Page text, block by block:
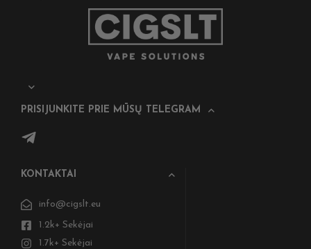
PRISIJUNKITE PRIE MŪSŲ TELEGRAM
KONTAKTAI
info@cigslt.eu
1.2k+ Sekėjai
1.7k+ Sekėjai